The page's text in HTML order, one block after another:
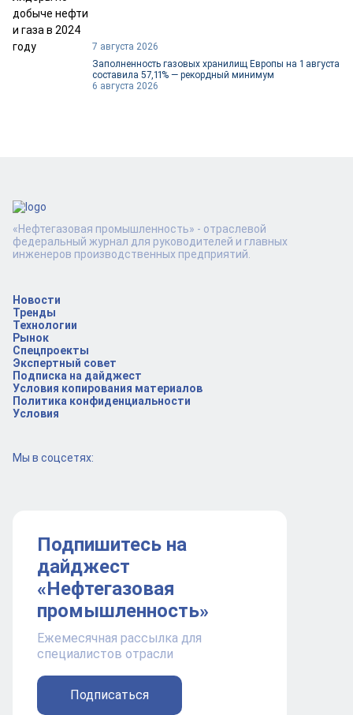
7 августа 2026
Заполненность газовых хранилищ Европы на 1 августа
составила 57,11% — рекордный минимум
6 августа 2026
Новости
Тренды
Технологии
Рынок
Спецпроекты
Экспертный совет
Подписка на дайджест
Условия копирования материалов
Политика конфиденциальности
Условия
Мы в соцсетях:
Подпишитесь на
дайджест
«Нефтегазовая
промышленность»
Ежемесячная рассылка для
специалистов отрасли
Подписаться
«Нефтегазовая промышленность» - отраслевой
федеральный журнал для руководителей и главных
инженеров производственных предприятий.